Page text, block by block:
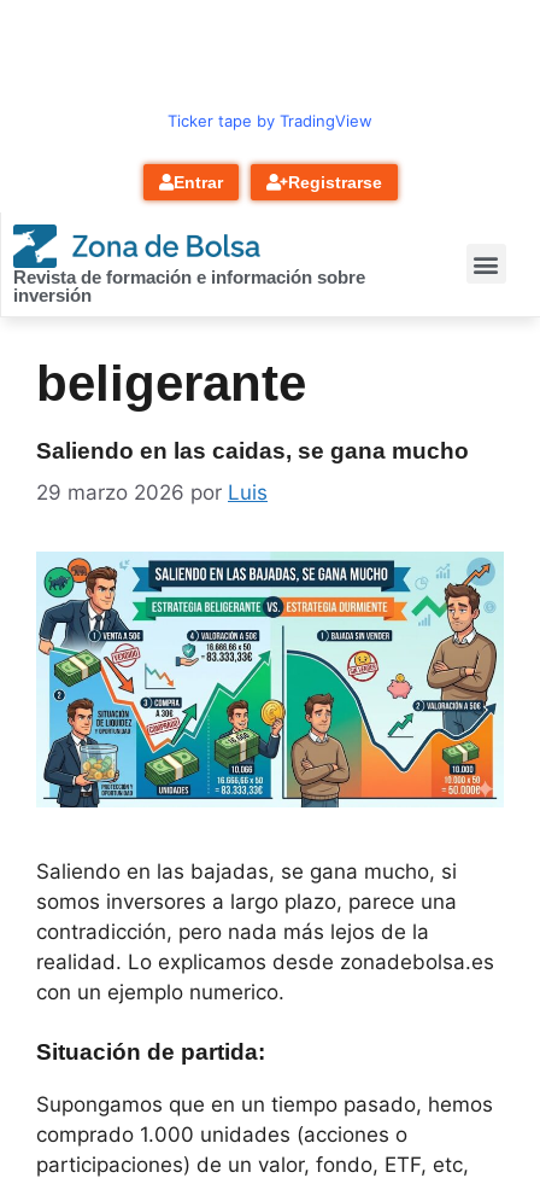
Ticker tape by TradingView
Entrar Registrarse
Revista de formación e información sobre
inversión
beligerante
Saliendo en las caidas, se gana mucho
29 marzo 2026 por Luis
Saliendo en las bajadas, se gana mucho, si
somos inversores a largo plazo, parece una
contradicción, pero nada más lejos de la
realidad. Lo explicamos desde zonadebolsa.es
con un ejemplo numerico.
Situación de partida:
Supongamos que en un tiempo pasado, hemos
comprado 1.000 unidades (acciones o
participaciones) de un valor, fondo, ETF, etc,